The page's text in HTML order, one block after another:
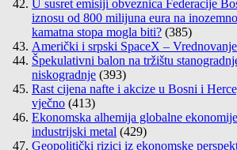
U susret emisiji obveznica Federacije
iznosu od 800 milijuna eura na
kamatna stopa mogla biti? (385)
Američki i srpski SpaceX –
Špekulativni balon na tržištu
niskogradnje (393)
Rast cijena nafte i akcize u Bosni i
vječno (413)
Ekonomska alhemija globalne
industrijski metal (429)
Geopolitički rizici iz ekonomske